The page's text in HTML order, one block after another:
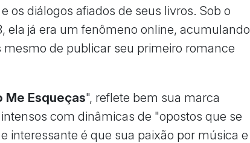
os diálogos afiados de seus livros. Sob o
ela já era um fenômeno online, acumulando
mesmo de publicar seu primeiro romance
Me Esqueças", reflete bem sua marca
com dinâmicas de "opostos que se
interessante é que sua paixão por música e